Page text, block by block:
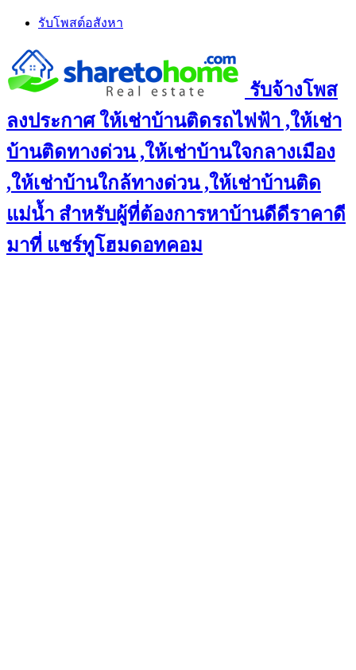
Skip
content
รับโพสต์อสังหา
รับจ้างโพส
ลงประกาศ ให้เช่าบ้านติดรถไฟฟ้า ,ให้เช่า
บ้านติดทางด่วน ,ให้เช่าบ้านใจกลางเมือง
,ให้เช่าบ้านใกล้ทางด่วน ,ให้เช่าบ้านติด
แม่น้ำ สำหรับผู้ที่ต้องการหาบ้านดีดีราคาดี
มาที่ แชร์ทูโฮมดอทคอม